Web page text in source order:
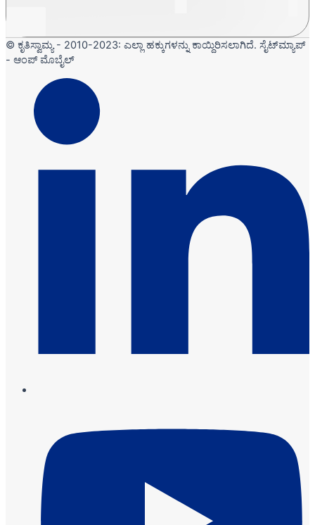
© ಕೃತಿಸ್ವಾಮ್ಯ - 2010-2023: ಎಲ್ಲಾ ಹಕ್ಕುಗಳನ್ನು ಕಾಯ್ದಿರಿಸಲಾಗಿದೆ. ಸೈಟ್‌ಮ್ಯಾಪ್
- ಆಂಪ್ ಮೊಬೈಲ್